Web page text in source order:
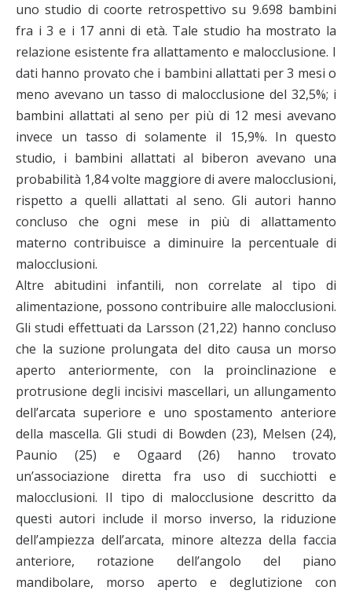
uno studio di coorte retrospettivo su 9.698 bambini
fra i 3 e i 17 anni di età. Tale studio ha mostrato la
relazione esistente fra allattamento e malocclusione. I
dati hanno provato che i bambini allattati per 3 mesi o
meno avevano un tasso di malocclusione del 32,5%; i
bambini allattati al seno per più di 12 mesi avevano
invece un tasso di solamente il 15,9%. In questo
studio, i bambini allattati al biberon avevano una
probabilità 1,84 volte maggiore di avere malocclusioni,
rispetto a quelli allattati al seno. Gli autori hanno
concluso che ogni mese in più di allattamento
materno contribuisce a diminuire la percentuale di
malocclusioni.
Altre abitudini infantili, non correlate al tipo di
alimentazione, possono contribuire alle malocclusioni.
Gli studi effettuati da Larsson (21,22) hanno concluso
che la suzione prolungata del dito causa un morso
aperto anteriormente, con la proinclinazione e
protrusione degli incisivi mascellari, un allungamento
dell’arcata superiore e uno spostamento anteriore
della mascella. Gli studi di Bowden (23), Melsen (24),
Paunio (25) e Ogaard (26) hanno trovato
un’associazione diretta fra uso di succhiotti e
malocclusioni. Il tipo di malocclusione descritto da
questi autori include il morso inverso, la riduzione
dell’ampiezza dell’arcata, minore altezza della faccia
anteriore, rotazione dell’angolo del piano
mandibolare, morso aperto e deglutizione con